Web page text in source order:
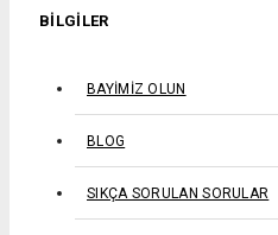
BILGILER
BAYIMIZ OLUN
BLOG
SIKÇA SORULAN SORULAR